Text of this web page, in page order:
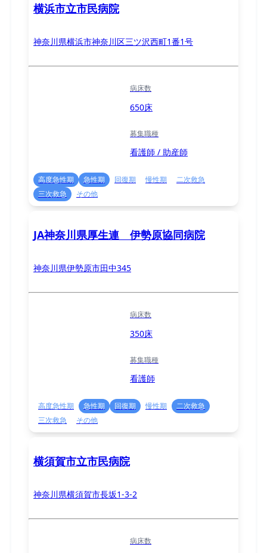
横浜市立市民病院
神奈川県横浜市神奈川区三ツ沢西町1番1号
病床数
650床
募集職種
看護師 / 助産師
高度急性期 急性期 回復期 慢性期
二次救急
三次救急
その他
JA神奈川県厚生連 伊勢原協同病院
神奈川県伊勢原市田中345
病床数
350床
募集職種
看護師
高度急性期 急性期 回復期 慢性期
二次救急
三次救急
その他
横須賀市立市民病院
神奈川県横須賀市長坂1-3-2
病床数